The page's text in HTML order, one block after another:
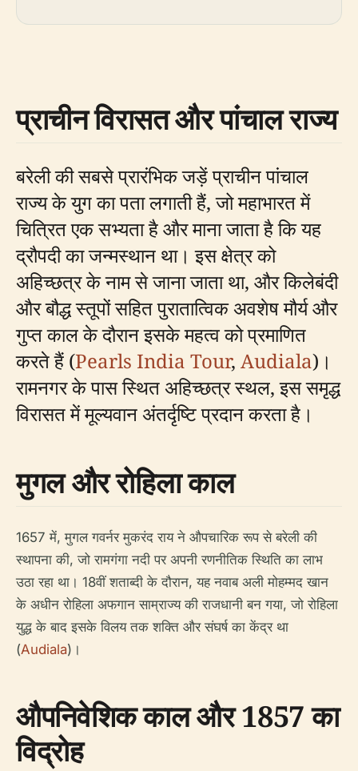
प्राचीन विरासत और पांचाल राज्य
बरेली की सबसे प्रारंभिक जड़ें प्राचीन पांचाल
राज्य के युग का पता लगाती हैं, जो महाभारत में
चित्रित एक सभ्यता है और माना जाता है कि यह
द्रौपदी का जन्मस्थान था। इस क्षेत्र को
अहिच्छत्र के नाम से जाना जाता था, और किलेबंदी
और बौद्ध स्तूपों सहित पुरातात्विक अवशेष मौर्य और
गुप्त काल के दौरान इसके महत्व को प्रमाणित
करते हैं (Pearls India Tour, Audiala)।
रामनगर के पास स्थित अहिच्छत्र स्थल, इस समृद्ध
विरासत में मूल्यवान अंतर्दृष्टि प्रदान करता है।
मुगल और रोहिला काल
1657 में, मुगल गवर्नर मुकरंद राय ने औपचारिक रूप से बरेली की
स्थापना की, जो रामगंगा नदी पर अपनी रणनीतिक स्थिति का लाभ
उठा रहा था। 18वीं शताब्दी के दौरान, यह नवाब अली मोहम्मद खान
के अधीन रोहिला अफगान साम्राज्य की राजधानी बन गया, जो रोहिला
युद्ध के बाद इसके विलय तक शक्ति और संघर्ष का केंद्र था
(Audiala)।
औपनिवेशिक काल और 1857 का
विद्रोह